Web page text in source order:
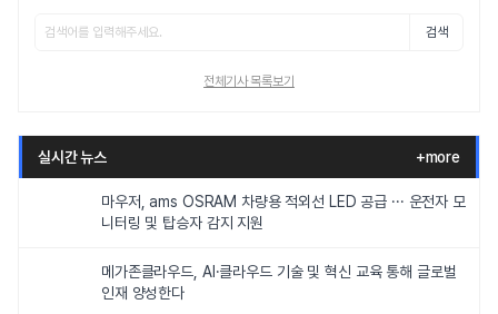
검색
전체기사 목록보기
실시간 뉴스 +more
마우저, ams OSRAM 차량용 적외선 LED 공급 ··· 운전자 모
니터링 및 탑승자 감지 지원
메가존클라우드, AI·클라우드 기술 및 혁신 교육 통해 글로벌
인재 양성한다